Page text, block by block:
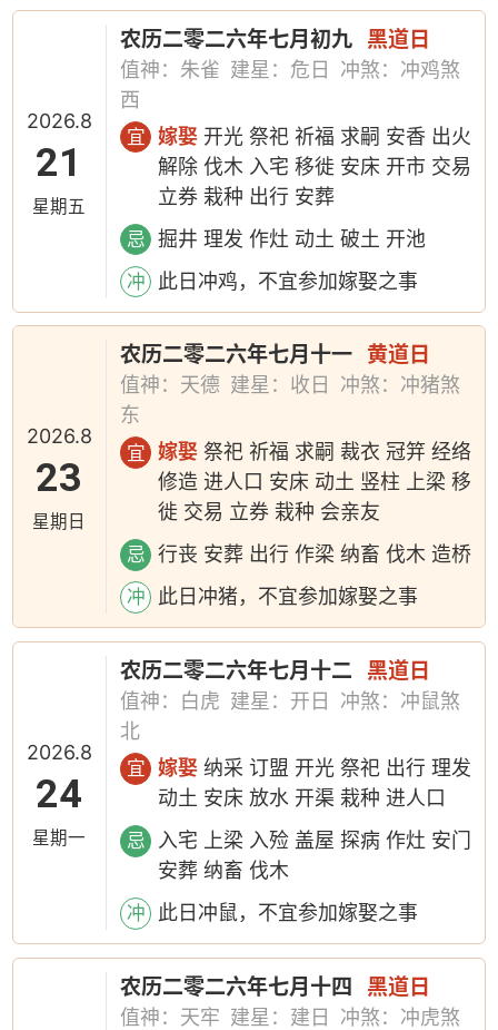
2026.8
21
星期五
农历二零二六年七月初九 黑道日
值神：朱雀 建星：危日
冲煞：冲鸡煞
西
宜 嫁娶 开光 祭祀 祈福 求嗣 安香 出火
解除 伐木 入宅 移徙 安床 开市 交易
立券 栽种 出行 安葬
忌 掘井 理发 作灶 动土 破土 开池
冲 此日冲鸡，不宜参加嫁娶之事
2026.8
23
星期日
农历二零二六年七月十一 黄道日
值神：天德 建星：收日
冲煞：冲猪煞
东
宜 嫁娶 祭祀 祈福 求嗣 裁衣 冠笄 经络
修造 进人口 安床 动土 竖柱 上梁 移
徙 交易 立券 栽种 会亲友
忌 行丧 安葬 出行 作梁 纳畜 伐木 造桥
冲 此日冲猪，不宜参加嫁娶之事
2026.8
24
星期一
农历二零二六年七月十二 黑道日
值神：白虎 建星：开日
冲煞：冲鼠煞
北
宜 嫁娶 纳采 订盟 开光 祭祀 出行 理发
动土 安床 放水 开渠 栽种 进人口
忌
入宅 上梁 入殓 盖屋 探病 作灶 安门
安葬 纳畜 伐木
冲 此日冲鼠，不宜参加嫁娶之事
农历二零二六年七月十四 黑道日
值神：天牢 建星：建日
冲煞：冲虎煞